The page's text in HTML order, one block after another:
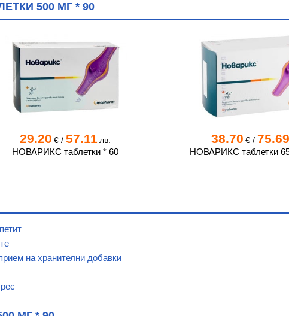
500 МГ * 90
29.20 € / 57.11 лв.
НОВАРИКС таблетки * 60
38.70 €/ 75.69
НОВАРИКС таблетки
на хранителни добавки